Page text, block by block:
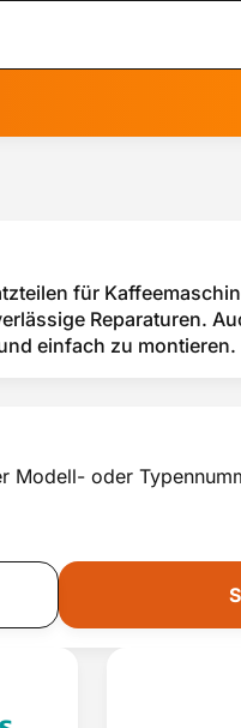
für
Reparaturen.
einfach zu montieren.
Modell- oder